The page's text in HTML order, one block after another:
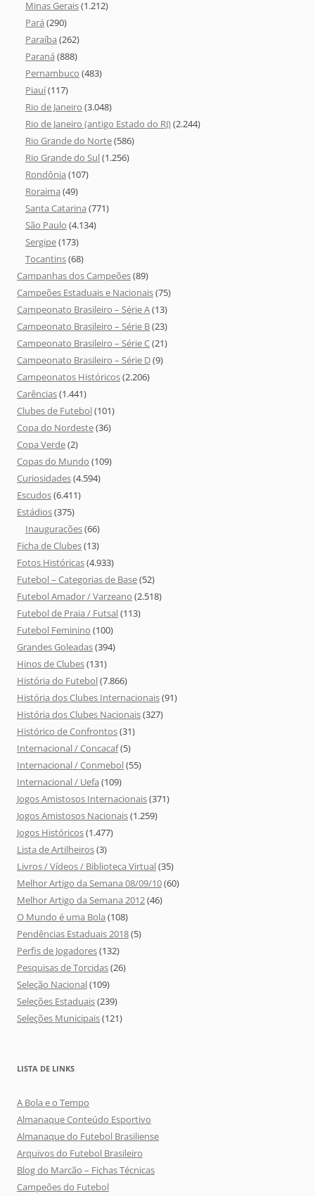
Minas Gerais(1.212)
Pará (290)
Paraíba (262)
Paraná (888)
Pernambuco (483)
Piauí(117)
Rio de Janeiro (3.048)
Rio de Janeiro (antigo Estado do RJ)(2.244)
Rio Grande do Norte(586)
Rio Grande do Sul(1.256)
Rondônia (107)
Roraima (49)
Santa Catarina (771)
São Paulo (4.134)
Sergipe(173)
Tocantins(68)
Campanhas dos Campeões(89)
Campeões Estaduais e Nacionais(75)
Campeonato Brasileiro – Série A(13)
Campeonato Brasileiro – Série B(23)
Campeonato Brasileiro – Série C(21)
Campeonato Brasileiro – Série D(9)
Campeonatos Históricos(2.206)
Carências(1.441)
Clubes de Futebol(101)
Copa do Nordeste(36)
Copa Verde(2)
Copas do Mundo (109)
Curiosidades(4.594)
Escudos(6.411)
Estádios(375)
Inaugurações(66)
Ficha de Clubes(13)
Fotos Históricas(4.933)
Futebol – Categorias de Base(52)
Futebol Amador / Varzeano (2.518)
Futebol de Praia / Futsal(113)
Futebol Feminino (100)
Grandes Goleadas(394)
Hinos de Clubes(131)
História do Futebol(7.866)
História dos Clubes Internacionais(91)
História dos Clubes Nacionais(327)
Histórico de Confrontos(31)
Internacional / Concacaf(5)
Internacional / Conmebol(55)
Internacional / Uefa (109)
Jogos Amistosos Internacionais(371)
Jogos Amistosos Nacionais(1.259)
Jogos Históricos(1.477)
Lista de Artilheiros(3)
Livros / Vídeos / Biblioteca Virtual(35)
Melhor Artigo da Semana 08/09/10(60)
Melhor Artigo da Semana 2012(46)
O Mundo é uma Bola (108)
Pendências Estaduais 2018(5)
Perfis de Jogadores(132)
Pesquisas de Torcidas(26)
Seleção Nacional(109)
Seleções Estaduais(239)
Seleções Municipais(121)
LISTA DE LINKS
A Bola e o Tempo
Almanaque Conteúdo Esportivo
Almanaque do Futebol Brasiliense
Arquivos do Futebol Brasileiro
Blog do Marcão – Fichas Técnicas
Campeões do Futebol